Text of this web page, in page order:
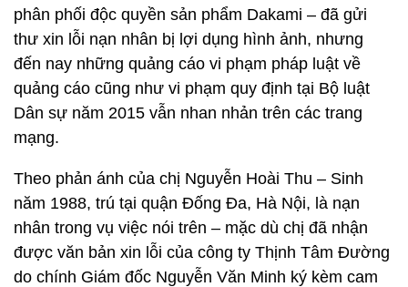
phân phối độc quyền sản phẩm Dakami – đã gửi
thư xin lỗi nạn nhân bị lợi dụng hình ảnh, nhưng
đến nay những quảng cáo vi phạm pháp luật về
quảng cáo cũng như vi phạm quy định tại Bộ luật
Dân sự năm 2015 vẫn nhan nhản trên các trang
mạng.
Theo phản ánh của chị Nguyễn Hoài Thu – Sinh
năm 1988, trú tại quận Đống Đa, Hà Nội, là nạn
nhân trong vụ việc nói trên – mặc dù chị đã nhận
được văn bản xin lỗi của công ty Thịnh Tâm Đường
do chính Giám đốc Nguyễn Văn Minh ký kèm cam